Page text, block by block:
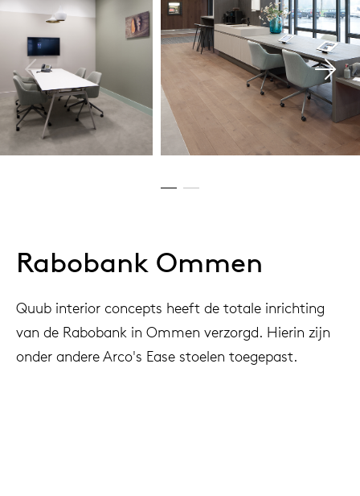
Rabobank Ommen
Quub interior concepts heeft de totale inrichting
van de Rabobank in Ommen verzorgd. Hierin zijn
onder andere Arco's Ease stoelen toegepast.